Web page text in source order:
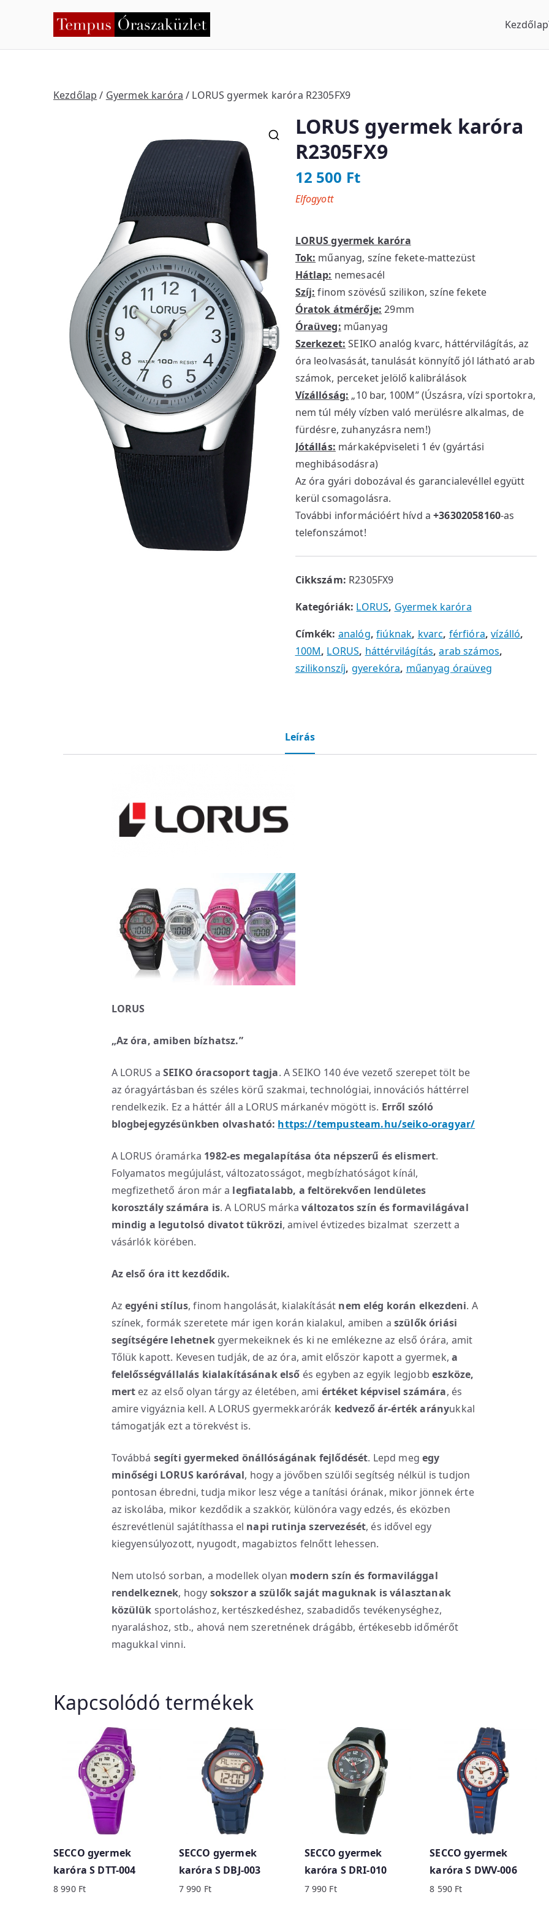
Tempus Óraszaküzlet Kezdőlap
Kezdőlap / Gyermek karóra / LORUS gyermek karóra R2305FX9
LORUS gyermek karóra
R2305FX9
12 500 Ft
LORUS gyermek karóra
Tok: műanyag, színe fekete-mattezüst
Hátlap: nemesacél
Szíj: finom szövésű szilikon, színe fekete
Óratok átmérője: 29mm
Óraüveg: műanyag
Szerkezet: SEIKO analóg kvarc, háttérvilágítás, az
óra leolvasását, tanulását könnyítő jól látható arab
számok, perceket jelölő kalibrálások
Vízállóság: „10 bar, 100M” (Úszásra, vízi sportokra,
nem túl mély vízben való merülésre alkalmas, de
fürdésre, zuhanyzásra nem!)
Jótállás: márkaképviseleti 1 év (gyártási
meghibásodásra)
Az óra gyári dobozával és garancialevéllel együtt
kerül csomagolásra.
További információért hívd a+36302058160-as
telefonszámot!
Elfogyott
Cikkszám: R2305FX9
Kategóriák: LORUS, Gyermek karóra
Címkék: analóg,fiúknak, kvarc, férfióra,vízálló,
100M, LORUS, háttérvilágítás,arab számos,
szilikonszíj, gyerekóra, műanyag óraüveg
Leírás
LORUS
„Az óra, amiben bízhatsz.”
A LORUS aSEIKO óracsoport tagja. A SEIKO 140 éve vezető szerepet tölt be
az óragyártásban és széles körű szakmai, technológiai, innovációs háttérrel
rendelkezik. Ez a háttér áll a LORUS márkanév mögött is. Erről szóló
blogbejegyzésünkben olvasható: https://tempusteam.hu/seiko-oragyar/
A LORUS óramárka 1982-es megalapítása óta népszerű és elismert.
Folyamatos megújulást, változatosságot, megbízhatóságot kínál,
megfizethető áron már a legfiatalabb, a feltörekvően lendületes
korosztály számára is. A LORUS márkaváltozatos szín és formavilágával
mindig a legutolsó divatot tükrözi, amivel évtizedes bizalmat szerzett a
vásárlók körében.
Az első óra itt kezdődik.
Az egyéni stílus, finom hangolását, kialakítását nem elég korán elkezdeni. A
színek, formák szeretete már igen korán kialakul, amiben a szülők óriási
segítségére lehetnekgyermekeiknek és ki ne emlékezne az első órára, amit
Tőlük kapott. Kevesen tudják, de az óra, amit először kapott a gyermek,a
felelősségvállalás kialakításának első és egyben az egyik legjobbeszköze,
mert ez az első olyan tárgy az életében, ami értéket képvisel számára, és
amire vigyáznia kell. A LORUS gyermekkarórák kedvező ár-érték arányukkal
támogatják ezt a törekvést is.
Továbbá segíti gyermeked önállóságának fejlődését. Lepd megegy
minőségi LORUS karórával, hogy a jövőben szülői segítség nélkül is tudjon
pontosan ébredni, tudja mikor lesz vége a tanítási órának, mikor jönnek érte
az iskolába, mikor kezdődik a szakkör, különóra vagy edzés, és eközben
észrevétlenül sajátíthassa el napi rutinja szervezését, és idővel egy
kiegyensúlyozott, nyugodt, magabiztos felnőtt lehessen.
Nem utolsó sorban, a modellek olyan modern szín és formavilággal
rendelkeznek, hogy sokszor a szülők saját maguknak is választanak
közülük sportoláshoz, kertészkedéshez, szabadidős tevékenységhez,
nyaraláshoz, stb., ahová nem szeretnének drágább, értékesebb időmérőt
magukkal vinni.
Kapcsolódó termékek
SECCO gyermek
karóra S DTT-004
8 990 Ft
SECCO gyermek
karóra S DBJ-003
7 990 Ft
SECCO gyermek
karóra S DRI-010
7 990 Ft
SECCO gyermek
karóra S DWV-006
8 590 Ft